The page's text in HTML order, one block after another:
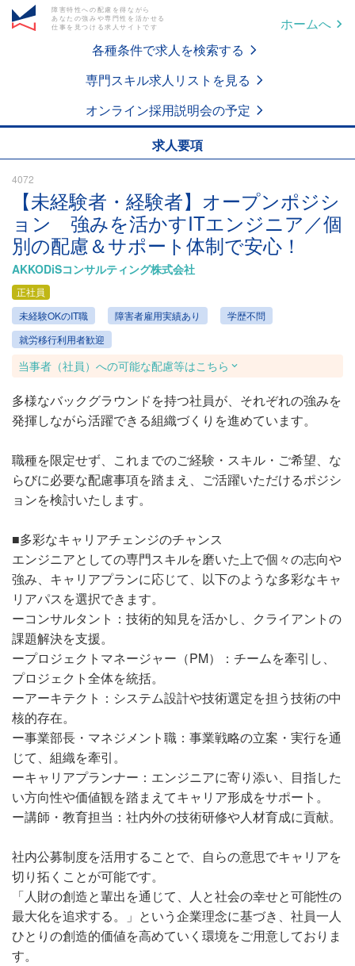
障害特性への配慮を得ながら
あなたの強みや専門性を活かせる
仕事を見つける求人サイトです
ホームへ
各種条件で求人を検索する
専門スキル求人リストを見る
オンライン採用説明会の予定
求人要項
4072
【未経験者・経験者】オープンポジシ
ョン 強みを活かすITエンジニア／個
別の配慮＆サポート体制で安心！
AKKODiSコンサルティング株式会社
正社員
未経験OKのIT職
障害者雇用実績あり
学歴不問
就労移行利用者歓迎
当事者（社員）への可能な配慮等はこちら
多様なバックグラウンドを持つ社員が、それぞれの強みを
発揮しながら活躍できる組織づくりを進めています。
職種を限定せず、これまでのご経験・スキル・ご希望、な
らびに必要な配慮事項を踏まえ、ご活躍いただけるポジシ
ョンを検討いたします。
■多彩なキャリアチェンジのチャンス
エンジニアとしての専門スキルを磨いた上で個々の志向や
強み、キャリアプランに応じて、以下のような多彩なキャ
リアパスを選択できます。
ーコンサルタント：技術的知見を活かし、クライアントの
課題解決を支援。
ープロジェクトマネージャー（PM）：チームを牽引し、
プロジェクト全体を統括。
ーアーキテクト：システム設計や技術選定を担う技術の中
核的存在。
ー事業部長・マネジメント職：事業戦略の立案・実行を通
じて、組織を牽引。
ーキャリアプランナー：エンジニアに寄り添い、目指した
い方向性や価値観を踏まえてキャリア形成をサポート。
ー講師・教育担当：社内外の技術研修や人材育成に貢献。
社内公募制度を活用することで、自らの意思でキャリアを
切り拓くことが可能です。
「人財の創造と輩出を通じて、人と社会の幸せと可能性の
最大化を追求する。」という企業理念に基づき、社員一人
ひとりの創造的価値を高めていく環境をご用意しておりま
す。